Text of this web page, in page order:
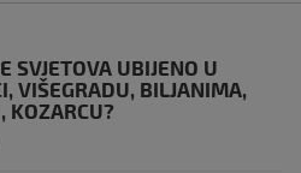
SVJETOVA UBIJENO U
VIŠEGRADU, BILJANIMA,
KOZARCU?